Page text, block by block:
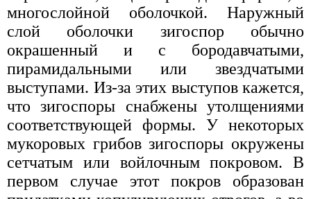
многослойной оболочкой. Наружный
слой оболочки зигоспор обычно
окрашенный и с бородавчатыми,
пирамидальными или звездчатыми
выступами. Из-за этих выступов кажется,
что зигоспоры снабжены утолщениями
соответствующей формы. У некоторых
мукоровых грибов зигоспоры окружены
сетчатым или войлочным покровом. В
первом случае этот покров образован